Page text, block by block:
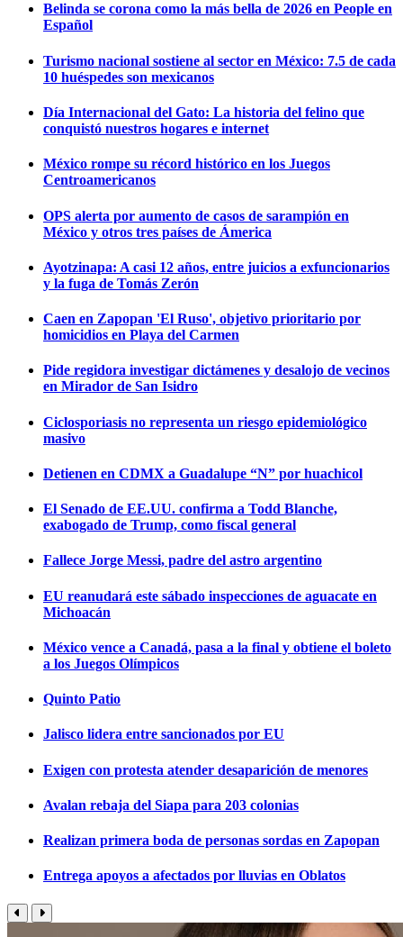
Belinda se corona como la más bella de 2026 en People en
Español
Turismo nacional sostiene al sector en México: 7.5 de cada
10 huéspedes son mexicanos
Día Internacional del Gato: La historia del felino que
conquistó nuestros hogares e internet
México rompe su récord histórico en los Juegos
Centroamericanos
OPS alerta por aumento de casos de sarampión en
México y otros tres países de Ámerica
Ayotzinapa: A casi 12 años, entre juicios a exfuncionarios
y la fuga de Tomás Zerón
Caen en Zapopan 'El Ruso', objetivo prioritario por
homicidios en Playa del Carmen
Pide regidora investigar dictámenes y desalojo de vecinos
en Mirador de San Isidro
Ciclosporiasis no representa un riesgo epidemiológico
masivo
Detienen en CDMX a Guadalupe “N” por huachicol
El Senado de EE.UU. confirma a Todd Blanche,
exabogado de Trump, como fiscal general
Fallece Jorge Messi, padre del astro argentino
EU reanudará este sábado inspecciones de aguacate en
Michoacán
México vence a Canadá, pasa a la final y obtiene el boleto
a los Juegos Olímpicos
Quinto Patio
Jalisco lidera entre sancionados por EU
Exigen con protesta atender desaparición de menores
Avalan rebaja del Siapa para 203 colonias
Realizan primera boda de personas sordas en Zapopan
Entrega apoyos a afectados por lluvias en Oblatos